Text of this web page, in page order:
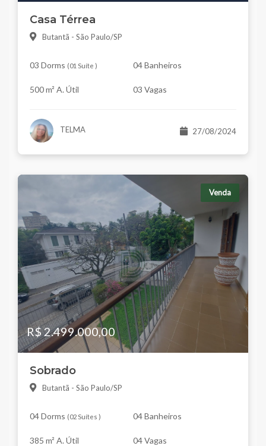
Casa Térrea
Butantã - São Paulo/SP
03 Dorms (01 Suíte ) 04 Banheiros
500 m² A. Útil 03 Vagas
TELMA 27/08/2024
Venda
R$ 2.499.000,00
Sobrado
Butantã - São Paulo/SP
04 Dorms (02 Suítes ) 04 Banheiros
385 m² A. Útil 04 Vagas